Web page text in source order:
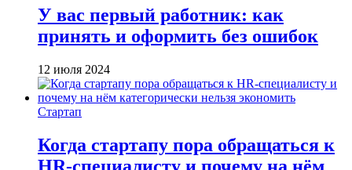
У вас первый работник: как
принять и оформить без ошибок
12 июля 2024
Стартап
Когда стартапу пора обращаться к
HR-специалисту и почему на нём